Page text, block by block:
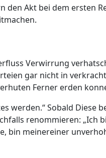
den Akt bei dem ersten
Verwirrung
gar nicht in
Ferner erden
werden.“ Sobald Diese
renommieren: „Ich
bin meinereiner